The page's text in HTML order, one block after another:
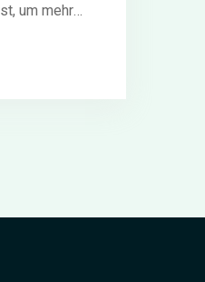
um mehr
musst.